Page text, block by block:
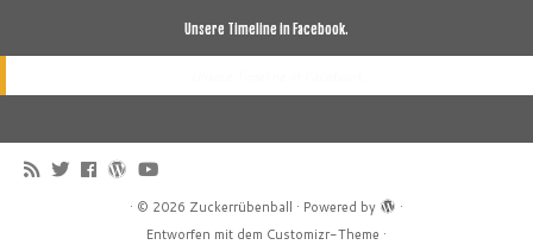
Unsere Timeline in Facebook.
· © 2026 Zuckerrübenball · Powered by
·
Entworfen mit dem Customizr-Theme ·